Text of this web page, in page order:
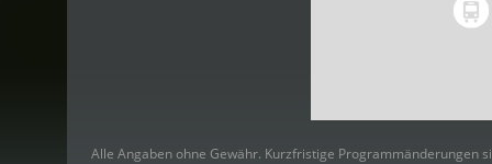
Alle Angaben ohne Gewähr. Kurzfristige Programmänderungen